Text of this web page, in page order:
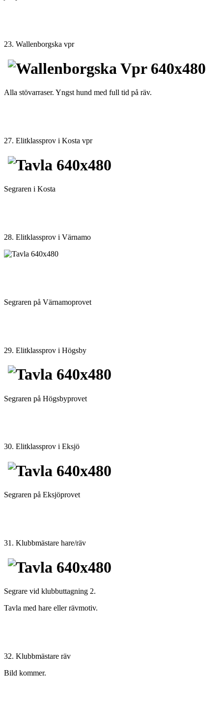
23. Wallenborgska vpr
Alla stövarraser. Yngst hund med full tid på räv.
27. Elitklassprov i Kosta vpr
Segraren i Kosta
28. Elitklassprov i Värnamo
Segraren på Värnamoprovet
29. Elitklassprov i Högsby
Segraren på Högsbyprovet
30. Elitklassprov i Eksjö
Segraren på Eksjöprovet
31. Klubbmästare hare/räv
Segrare vid klubbuttagning 2.
Tavla med hare eller rävmotiv.
32. Klubbmästare räv
Bild kommer.